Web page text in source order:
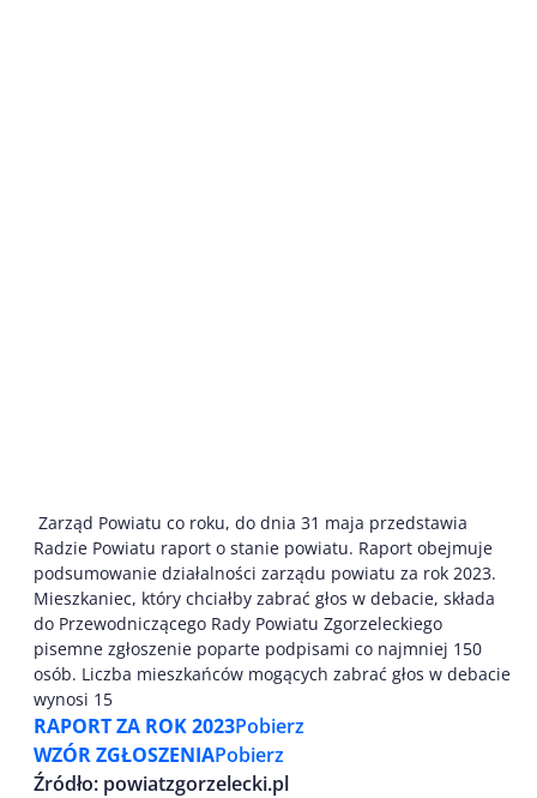
Zarząd Powiatu co roku, do dnia 31 maja przedstawia
Radzie Powiatu raport o stanie powiatu. Raport obejmuje
podsumowanie działalności zarządu powiatu za rok 2023.
Mieszkaniec, który chciałby zabrać głos w debacie, składa
do Przewodniczącego Rady Powiatu Zgorzeleckiego
pisemne zgłoszenie poparte podpisami co najmniej 150
osób. Liczba mieszkańców mogących zabrać głos w debacie
wynosi 15
RAPORT ZA ROK 2023Pobierz
WZÓR ZGŁOSZENIAPobierz
Źródło: powiatzgorzelecki.pl